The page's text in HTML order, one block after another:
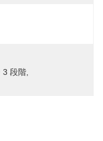
3 段階